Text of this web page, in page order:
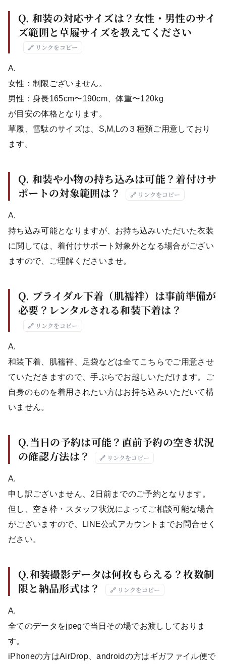
Q. 和装の対応サイズは？女性・男性のサイ
ズ範囲と草履サイズを教えてください
🔗 リンクをコピー
A.
女性：制限ございません。
男性：身長165cm〜190cm、体重〜120kg
が目安の体格となります。
草履、雪駄のサイズは、S,M,Lの３種類ご用意しており
ます。
Q. 和装や小物の持ち込みは可能？着付けサ
ポートの対象範囲は？
🔗 リンクをコピー
A.
持ち込み可能となりますが、お持ち込みいただいた衣装
に関しては、着付けサポート対象外となる場合がござい
ますので、ご理解くださいませ。
Q. ブライダル下着（肌襦袢）は事前準備が
必要？レンタルされる和装下着は？
🔗 リンクをコピー
A.
和装下着、肌襦袢、足袋などは全てこちらでご用意させ
ていただきますので、手ぶらでお越しいただけます。ご
自身のものを着用されたい方はお持ち込みいただいて構
いません。
Q.当日の予約は可能？直前予約の空き状況
の確認方法は？
🔗 リンクをコピー
A.
申し訳ございません、2日前までのご予約となります。
但し、空き枠・スタッフ状況によってご相談可能な場合
がございますので、LINE公式アカウントまでお問合せく
ださい。
Q.和装撮影データは何枚もらえる？枚数制
限と納品形式は？
🔗 リンクをコピー
A.
全てのデータをjpegで当日その場でお渡ししておりま
す。
iPhoneの方はAirDrop、androidの方はギガファイル便で